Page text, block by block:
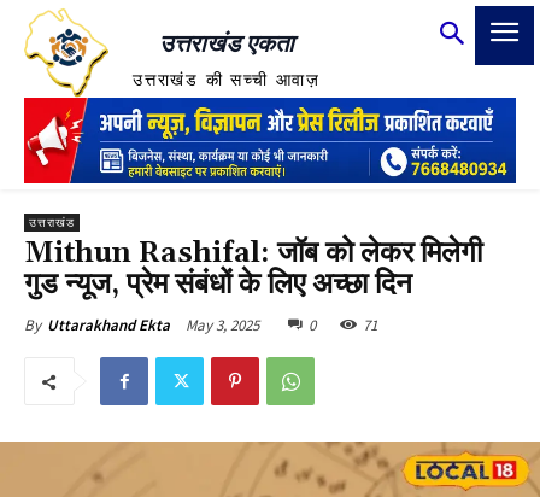
उत्तराखंड एकता
उत्तराखंड की सच्ची आवाज़
उत्तराखंड
Mithun Rashifal: जॉब को लेकर मिलेगी
गुड न्यूज, प्रेम संबंधों के लिए अच्छा दिन
By Uttarakhand Ekta May 3, 2025 0 71